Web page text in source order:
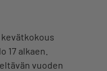
17 alkaen.
vuoden